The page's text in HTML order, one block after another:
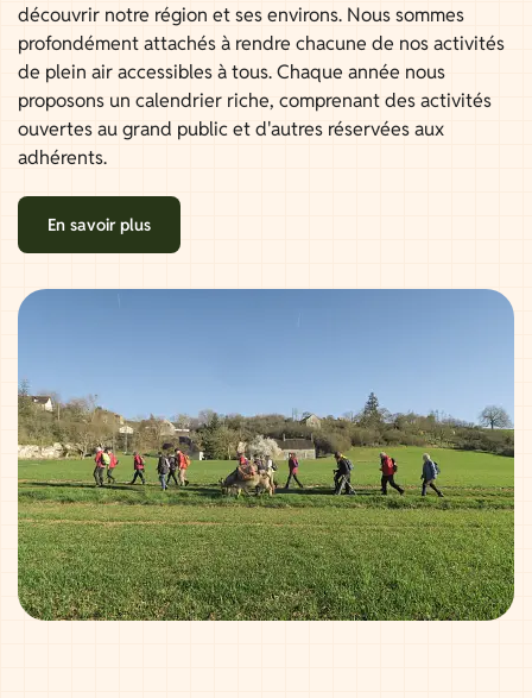
découvrir notre région et ses environs. Nous sommes
profondément attachés à rendre chacune de nos activités
de plein air accessibles à tous. Chaque année nous
proposons un calendrier riche, comprenant des activités
ouvertes au grand public et d'autres réservées aux
adhérents.
En savoir plus